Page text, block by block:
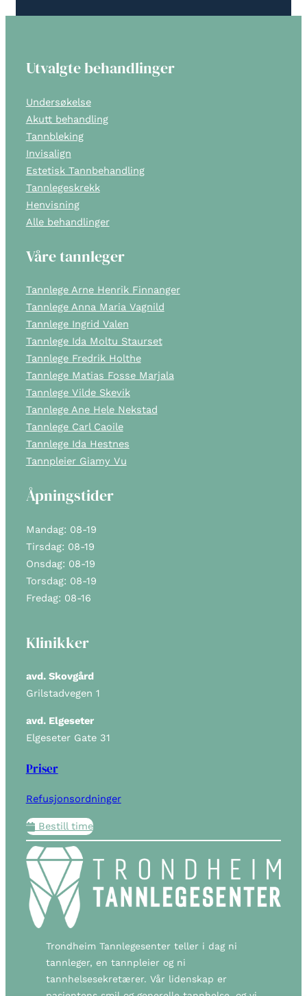
Utvalgte behandlinger
Undersøkelse
Akutt behandling
Tannbleking
Invisalign
Estetisk Tannbehandling
Tannlegeskrekk
Henvisning
Alle behandlinger
Våre tannleger
Tannlege Arne Henrik Finnanger
Tannlege Anna Maria Vagnild
Tannlege Ingrid Valen
Tannlege Ida Moltu Staurset
Tannlege Fredrik Holthe
Tannlege Matias Fosse Marjala
Tannlege Vilde Skevik
Tannlege Ane Hele Nekstad
Tannlege Carl Caoile
Tannlege Ida Hestnes
Tannpleier Giamy Vu
Åpningstider
Mandag: 08-19
Tirsdag: 08-19
Onsdag: 08-19
Torsdag: 08-19
Fredag: 08-16
Klinikker
avd. Skovgård
Grilstadvegen 1
avd. Elgeseter
Elgeseter Gate 31
Priser
Refusjonsordninger
Bestill time
Trondheim Tannlegesenter teller i dag ni
tannleger, en tannpleier og ni
tannhelsesekretærer. Vår lidenskap er